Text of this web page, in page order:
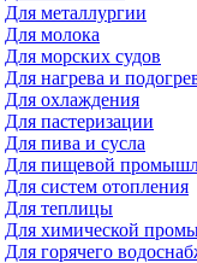
Для металлургии
Для молока
Для морских судов
Для нагрева и
Для охлаждения
Для пастеризации
Для пива и сусла
Для пищевой
Для систем отопления
Для теплицы
Для химической
Для горячего